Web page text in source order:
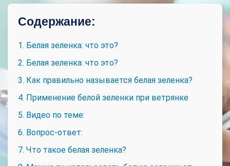
Содержание:
1. Белая зеленка: что это?
2. Белая зеленка: что это?
3. Как правильно называется белая зеленка?
4. Применение белой зеленки при ветрянке
5. Видео по теме:
6. Вопрос-ответ:
7. Что такое белая зеленка?